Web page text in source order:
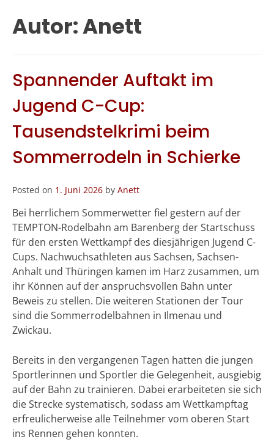
Autor:Anett
Spannender Auftakt im
Jugend C-Cup:
Tausendstelkrimi beim
Sommerrodeln in Schierke
Posted on 1. Juni 2026 by Anett
Bei herrlichem Sommerwetter fiel gestern auf der
TEMPTON-Rodelbahn am Barenberg der Startschuss
für den ersten Wettkampf des diesjährigen Jugend C-
Cups. Nachwuchsathleten aus Sachsen, Sachsen-
Anhalt und Thüringen kamen im Harz zusammen, um
ihr Können auf der anspruchsvollen Bahn unter
Beweis zu stellen. Die weiteren Stationen der Tour
sind die Sommerrodelbahnen in Ilmenau und
Zwickau.
Bereits in den vergangenen Tagen hatten die jungen
Sportlerinnen und Sportler die Gelegenheit, ausgiebig
auf der Bahn zu trainieren. Dabei erarbeiteten sie sich
die Strecke systematisch, sodass am Wettkampftag
erfreulicherweise alle Teilnehmer vom oberen Start
ins Rennen gehen konnten.